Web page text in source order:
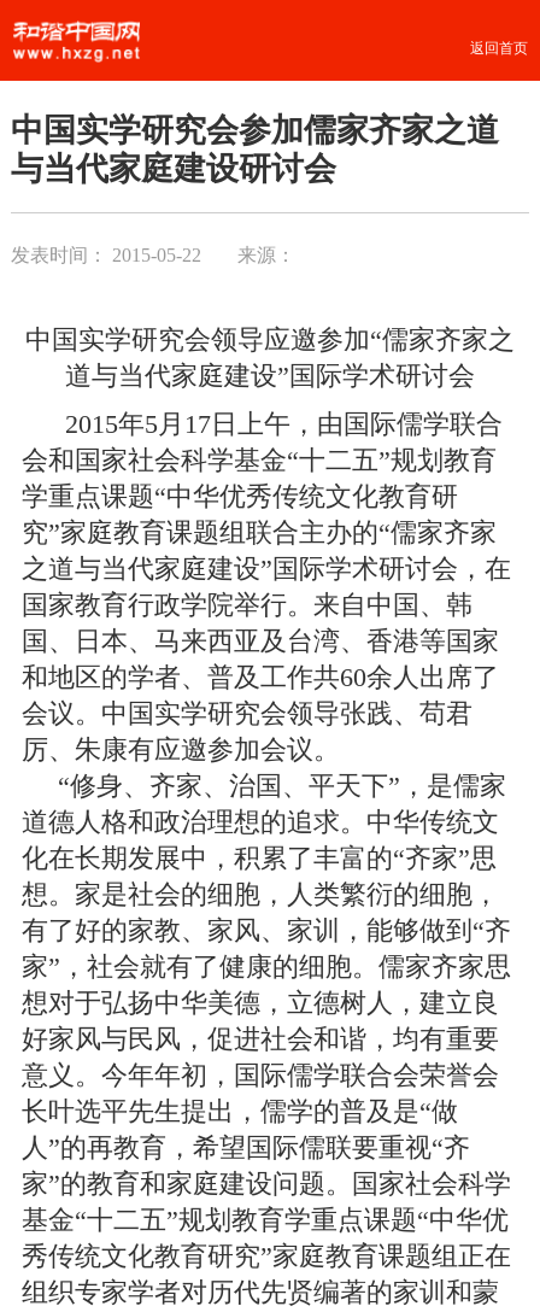
返回首页
中国实学研究会参加儒家齐家之道
与当代家庭建设研讨会
发表时间： 2015-05-22 来源：
中国实学研究会领导应邀参加“儒家齐家之
道与当代家庭建设”国际学术研讨会
2015年5月17日上午，由国际儒学联合
会和国家社会科学基金“十二五”规划教育
学重点课题“中华优秀传统文化教育研
究”家庭教育课题组联合主办的“儒家齐家
之道与当代家庭建设”国际学术研讨会，在
国家教育行政学院举行。来自中国、韩
国、日本、马来西亚及台湾、香港等国家
和地区的学者、普及工作共60余人出席了
会议。中国实学研究会领导张践、苟君
厉、朱康有应邀参加会议。
“修身、齐家、治国、平天下”，是儒家
道德人格和政治理想的追求。中华传统文
化在长期发展中，积累了丰富的“齐家”思
想。家是社会的细胞，人类繁衍的细胞，
有了好的家教、家风、家训，能够做到“齐
家”，社会就有了健康的细胞。儒家齐家思
想对于弘扬中华美德，立德树人，建立良
好家风与民风，促进社会和谐，均有重要
意义。今年年初，国际儒学联合会荣誉会
长叶选平先生提出，儒学的普及是“做
人”的再教育，希望国际儒联要重视“齐
家”的教育和家庭建设问题。国家社会科学
基金“十二五”规划教育学重点课题“中华优
秀传统文化教育研究”家庭教育课题组正在
组织专家学者对历代先贤编著的家训和蒙